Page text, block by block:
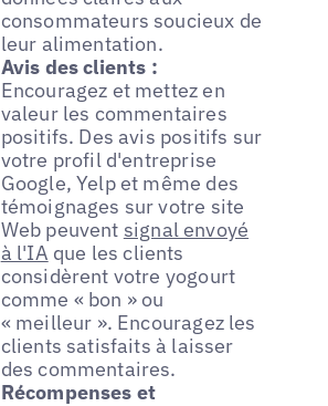
consommateurs soucieux de
leur alimentation.
Avis des clients :
Encouragez et mettez en
valeur les commentaires
positifs. Des avis positifs sur
votre profil d'entreprise
Google, Yelp et même des
témoignages sur votre site
Web peuvent signal envoyé
à l'IA que les clients
considèrent votre yogourt
comme « bon » ou
« meilleur ». Encouragez les
clients satisfaits à laisser
des commentaires.
Récompenses et